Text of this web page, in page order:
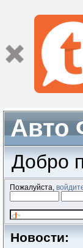
Авто
Добро
Пожалуйста,
Новости: